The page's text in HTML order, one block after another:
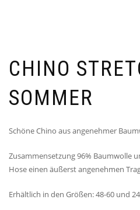
CHINO
SOMMER
Schöne Chino aus angenehmer
Zusammensetzung 96% Baumwolle
Hose einen äußerst angenehmen
Erhältlich in den Größen: 48-60 und